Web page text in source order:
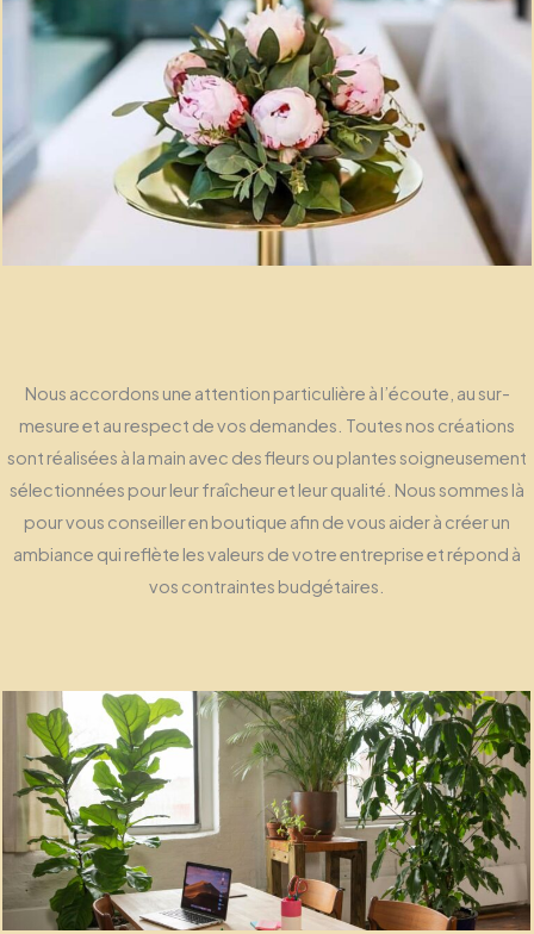
Nous accordons une attention particulière à l’écoute, au sur-
mesure et au respect de vos demandes. Toutes nos créations
sont réalisées à la main avec des fleurs ou plantes soigneusement
sélectionnées pour leur fraîcheur et leur qualité. Nous sommes là
pour vous conseiller en boutique afin de vous aider à créer un
ambiance qui reflète les valeurs de votre entreprise et répond à
vos contraintes budgétaires.